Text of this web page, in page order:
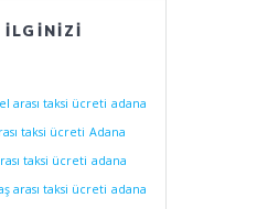
İLGINIZI
arası taksi ücreti adana
taksi ücreti Adana
taksi ücreti adana
arası taksi ücreti adana